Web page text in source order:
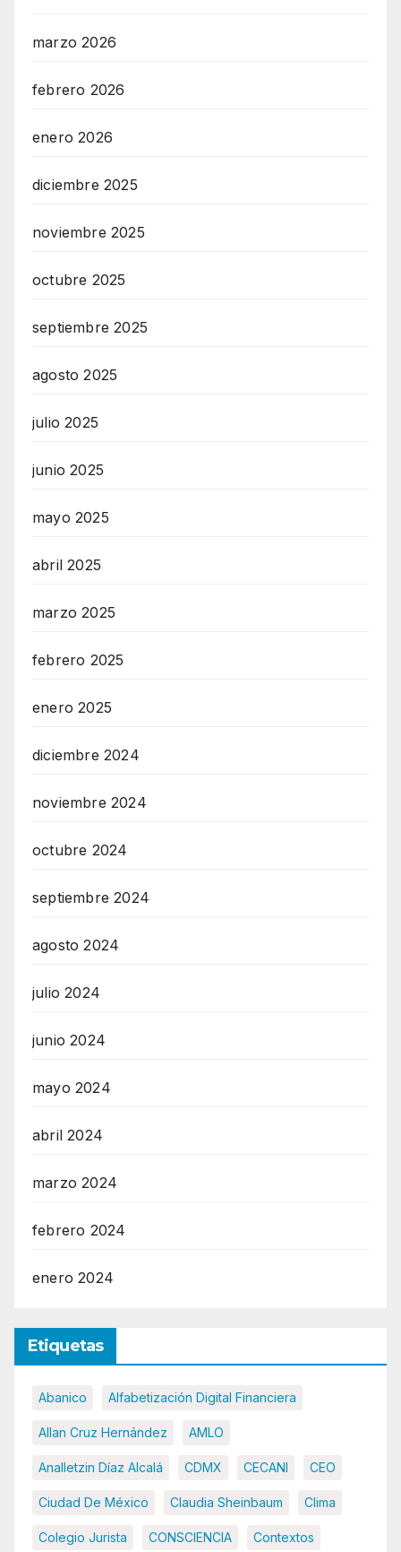
marzo 2026
febrero 2026
enero 2026
diciembre 2025
noviembre 2025
octubre 2025
septiembre 2025
agosto 2025
julio 2025
junio 2025
mayo 2025
abril 2025
marzo 2025
febrero 2025
enero 2025
diciembre 2024
noviembre 2024
octubre 2024
septiembre 2024
agosto 2024
julio 2024
junio 2024
mayo 2024
abril 2024
marzo 2024
febrero 2024
enero 2024
Etiquetas
Abanico Alfabetización Digital Financiera
Allan Cruz Hernández AMLO
Analletzin Díaz Alcalá CDMX CECANI CEO
Ciudad De México Claudia Sheinbaum Clima
Colegio Jurista CONSCIENCIA Contextos